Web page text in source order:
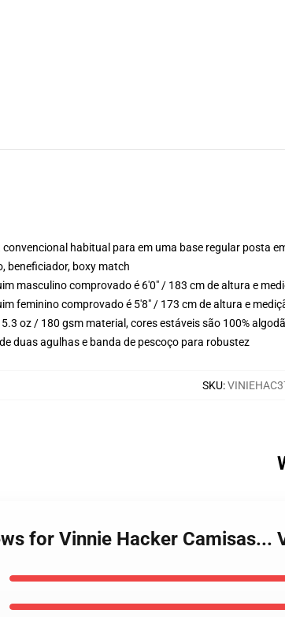
convencional habitual para em uma base regular posta
beneficiador, boxy match
masculino comprovado é 6'0" / 183 cm de altura e
feminino comprovado é 5'8" / 173 cm de altura e
oz / 180 gsm material, cores estáveis são 100%
duas agulhas e banda de pescoço para robustez
SKU:
for Vinnie Hacker Camisas...